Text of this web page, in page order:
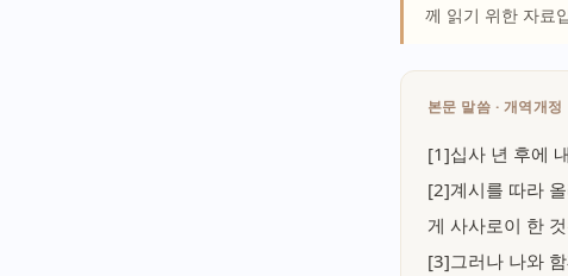
께 읽기 위한 자료
본문 말씀 · 개역개정
[1]십사 년 후에
[2]계시를 따라
게 사사로이 한
[3]그러나 나와